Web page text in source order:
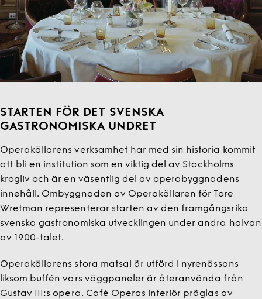
STARTEN FÖR DET SVENSKA
GASTRONOMISKA UNDRET
Operakällarens verksamhet har med sin historia kommit
att bli en institution som en viktig del av Stockholms
krogliv och är en väsentlig del av operabyggnadens
innehåll. Ombyggnaden av Operakällaren för Tore
Wretman representerar starten av den framgångsrika
svenska gastronomiska utvecklingen under andra halvan
av 1900-talet.
Operakällarens stora matsal är utförd i nyrenässans
liksom buffén vars väggpaneler är återanvända från
Gustav III:s opera. Café Operas interiör präglas av